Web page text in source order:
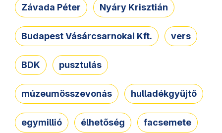
Závada Péter Nyáry Krisztián
Budapest Vásárcsarnokai Kft. vers
BDK pusztulás
múzeumösszevonás hulladékgyűjtő
egymillió élhetőség facsemete